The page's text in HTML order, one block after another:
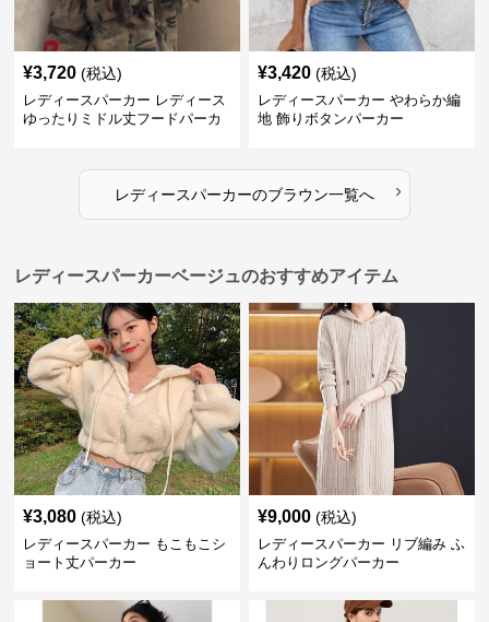
¥3,720 (税込)
レディースパーカー レディース
ゆったりミドル丈フードパーカ
¥3,420 (税込)
レディースパーカー やわらか編
地 飾りボタンパーカー
レディースパーカーのブラウン一覧へ ›
レディースパーカーベージュのおすすめアイテム
¥3,080 (税込)
レディースパーカー もこもこシ
ョート丈パーカー
¥9,000 (税込)
レディースパーカー リブ編み ふ
んわりロングパーカー